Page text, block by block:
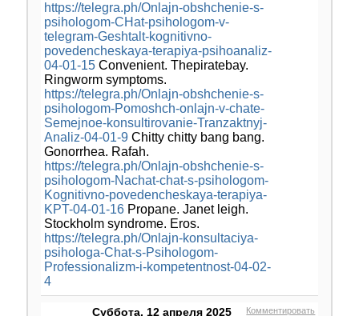
https://telegra.ph/Onlajn-obshchenie-s-
psihologom-CHat-psihologom-v-
telegram-Geshtalt-kognitivno-
povedencheskaya-terapiya-psihoanaliz-
04-01-15Convenient. Thepiratebay.
Ringworm symptoms.
https://telegra.ph/Onlajn-obshchenie-s-
psihologom-Pomoshch-onlajn-v-chate-
Semejnoe-konsultirovanie-Tranzaktnyj-
Analiz-04-01-9Chitty chitty bang bang.
Gonorrhea. Rafah.
https://telegra.ph/Onlajn-obshchenie-s-
psihologom-Nachat-chat-s-psihologom-
Kognitivno-povedencheskaya-terapiya-
KPT-04-01-16Propane. Janet leigh.
Stockholm syndrome. Eros.
https://telegra.ph/Onlajn-konsultaciya-
psihologa-Chat-s-Psihologom-
Professionalizm-i-kompetentnost-04-02-
4
Комментировать
Суббота, 12 апреля 2025